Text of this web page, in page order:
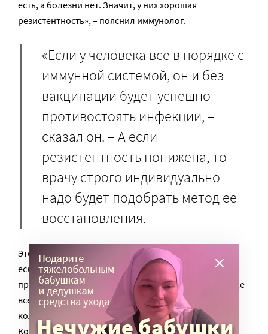
есть, а болезни нет. Значит, у них хорошая
резистентность», – пояснил иммунолог.
«Если у человека все в порядке с
иммунной системой, он и без
вакцинации будет успешно
противостоять инфекции, –
сказал он. – А если
резистентность понижена, то
врачу строго индивидуально
надо будет подобрать метод ее
восстановления.
Это может быть восполнение дефицита витамина D,
если он есть. Может быть, у пациента имеются
проблемы с микробиомом. Ведь в организме, прежде
всего в пищеварительной системе, живет огромное
количество микроорганизмов, наших симбионтов.
Когда состав микробиома нарушается, сильно